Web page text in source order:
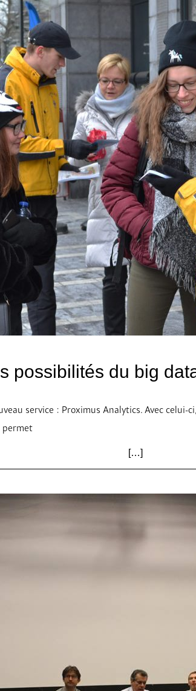
possibilités du big
service : Proximus Analytics. Avec
permet
[…]LA VILLE